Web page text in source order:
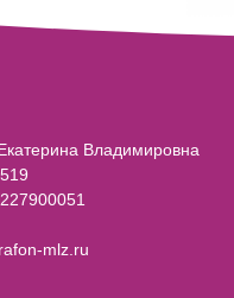
Владимировна
mlz.ru